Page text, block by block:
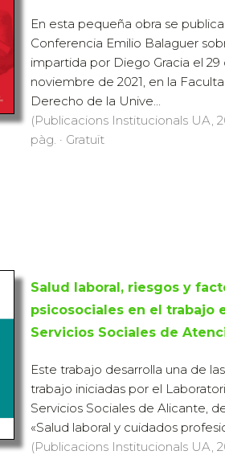
En esta pequeña obra se publica
Conferencia Emilio Balaguer
impartida por Diego Gracia el 29
noviembre de 2021, en la
Derecho de la Unive...
(Publicacions Institucionals UA,
pàg. · Gratuït
Salud laboral, riesgos y
psicosociales en el trabajo
Servicios Sociales de
Este trabajo desarrolla una de
trabajo iniciadas por el
Servicios Sociales de Alicante,
«Salud laboral y cuidados
(Publicacions Institucionals UA,